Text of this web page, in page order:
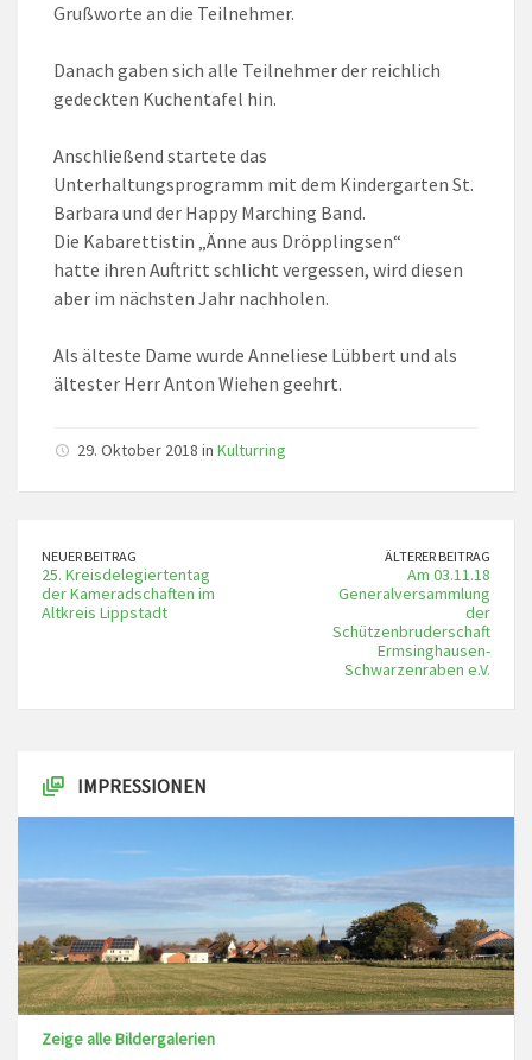
Grußworte an die Teilnehmer.
Danach gaben sich alle Teilnehmer der reichlich
gedeckten Kuchentafel hin.
Anschließend startete das
Unterhaltungsprogramm mit dem Kindergarten St.
Barbara und der Happy Marching Band.
Die Kabarettistin „Änne aus Dröpplingsen“
hatte ihren Auftritt schlicht vergessen, wird diesen
aber im nächsten Jahr nachholen.
Als älteste Dame wurde Anneliese Lübbert und als
ältester Herr Anton Wiehen geehrt.
29. Oktober 2018 in Kulturring
NEUER BEITRAG
25. Kreisdelegiertentag
der Kameradschaften im
Altkreis Lippstadt
ÄLTERER BEITRAG
Am 03.11.18
Generalversammlung
der
Schützenbruderschaft
Ermsinghausen-
Schwarzenraben e.V.
IMPRESSIONEN
Zeige alle Bildergalerien